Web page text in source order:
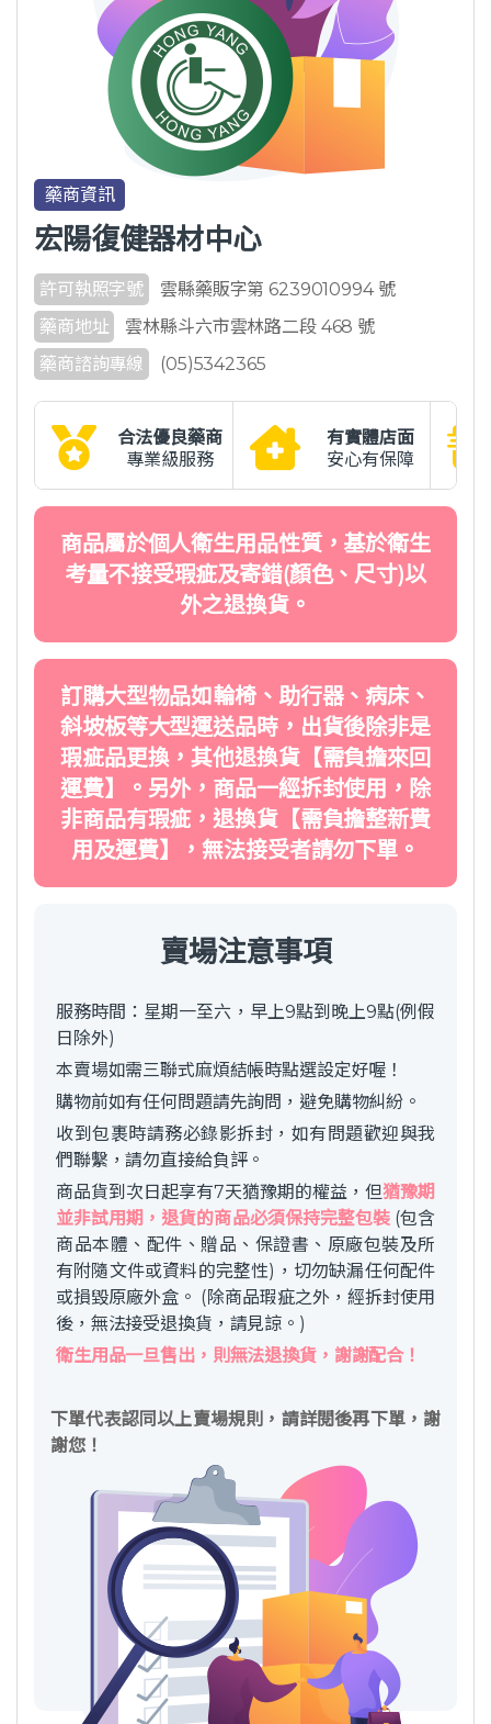
藥商資訊
宏陽復健器材中心
許可執照字號
雲縣藥販字第 6239010994 號
藥商地址
雲林縣斗六市雲林路二段 468 號
藥商諮詢專線
(05)5342365
合法優良藥商
專業級服務
有實體店面
安心有保障
商品屬於個人衛生用品性質，基於衛生
考量不接受瑕疵及寄錯(顏色、尺寸)以
外之退換貨。
訂購大型物品如輪椅、助行器、病床、
斜坡板等大型運送品時，出貨後除非是
瑕疵品更換，其他退換貨【需負擔來回
運費】。另外，商品一經拆封使用，除
非商品有瑕疵，退換貨【需負擔整新費
用及運費】，無法接受者請勿下單。
賣場注意事項
服務時間：星期一至六，早上9點到晚上9點(例假
日除外)
本賣場如需三聯式麻煩結帳時點選設定好喔！
購物前如有任何問題請先詢問，避免購物糾紛。
收到包裹時請務必錄影拆封，如有問題歡迎與我
們聯繫，請勿直接給負評。
商品貨到次日起享有7天猶豫期的權益，但猶豫期
並非試用期，退貨的商品必須保持完整包裝(包含
商品本體、配件、贈品、保證書、原廠包裝及所
有附隨文件或資料的完整性)，切勿缺漏任何配件
或損毀原廠外盒。 (除商品瑕疵之外，經拆封使用
後，無法接受退換貨，請見諒。)
衛生用品一旦售出，則無法退換貨，謝謝配合！
下單代表認同以上賣場規則，請詳閱後再下單，謝
謝您！